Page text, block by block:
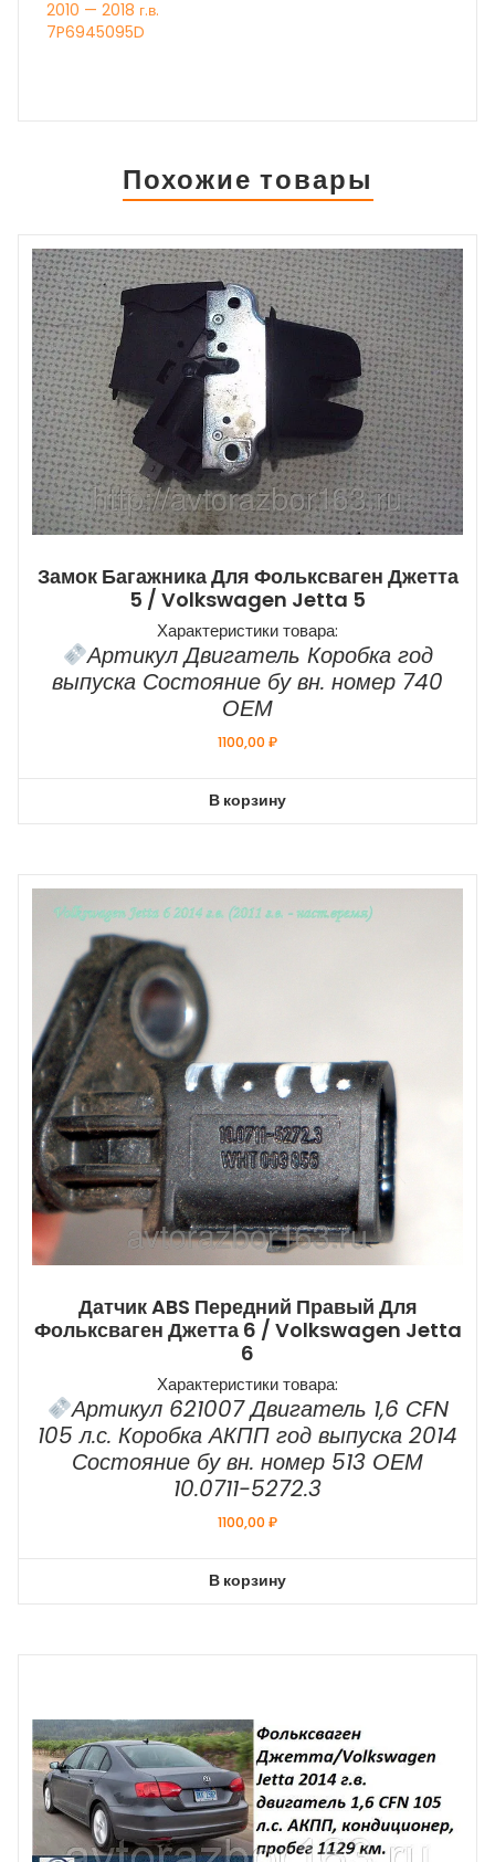
2010 — 2018 г.в.
7P6945095D
Похожие товары
Замок Багажника Для Фольксваген Джетта
5 / Volkswagen Jetta 5
Характеристики товара:
Артикул Двигатель Коробка год
выпуска Состояние бу вн. номер 740
ОЕМ
1100,00₽
В корзину
Датчик ABS Передний Правый Для
Фольксваген Джетта 6 / Volkswagen Jetta
6
Характеристики товара:
Артикул 621007 Двигатель 1,6 CFN
105 л.с. Коробка АКПП год выпуска 2014
Состояние бу вн. номер 513 ОЕМ
10.0711-5272.3
1100,00₽
В корзину